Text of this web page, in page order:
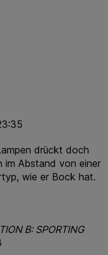
drückt doch
im Abstand von einer
wie er Bock hat.
B: SPORTING